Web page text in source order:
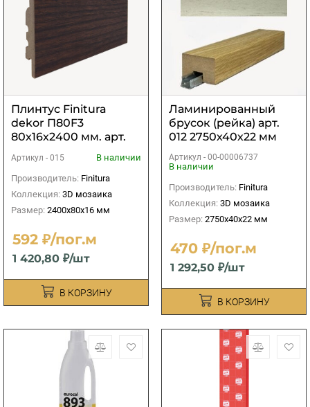
Плинтус Finitura
dekor П80F3
80х16х2400 мм. арт.
Артикул - 015
В наличии
Производитель: Finitura
Коллекция: 3D мозаика
Размер: 2400х80х16 мм
592 ₽/пог.м
1 420,80 ₽/шт
В КОРЗИНУ
Ламинированный
брусок (рейка) арт.
012 2750х40х22 мм
Артикул - 00-00006737
В наличии
Производитель: Finitura
Коллекция: 3D мозаика
Размер: 2750х40х22 мм
470 ₽/пог.м
1 292,50 ₽/шт
В КОРЗИНУ